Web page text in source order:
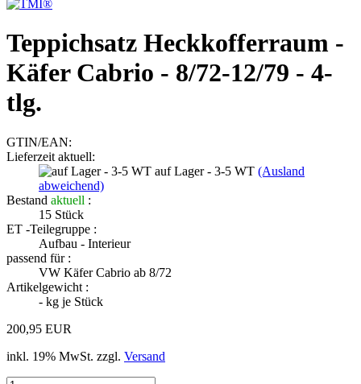
Teppichsatz Heckkofferraum -
Käfer Cabrio - 8/72-12/79 - 4-
tlg.
GTIN/EAN:
Lieferzeit aktuell:
auf Lager - 3-5 WT (Ausland
abweichend)
Bestand aktuell :
15 Stück
ET -Teilegruppe :
Aufbau - Interieur
passend für :
VW Käfer Cabrio ab 8/72
Artikelgewicht :
- kg je Stück
200,95 EUR
inkl. 19% MwSt. zzgl. Versand